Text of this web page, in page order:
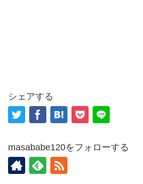
シェアする
masababe120をフォローする